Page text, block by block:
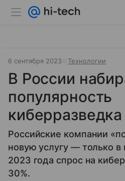
6 сентября 2023 Технологии
В России
популярность
киберразведка
Российские компании
новую услугу — только в
2023 года спрос на
30%.